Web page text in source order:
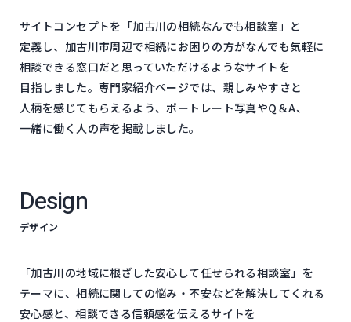
サイトコンセプトを​「加古川の​相続なんでも​相談室」と​
定義し、​加古川市周辺で​相続に​お困りの​方が​なんでも​気軽に​
相談できる​窓口だと​思っていただけるような​サイトを​
目指しました。​専門家紹介ページでは、​親しみやすさと​
人柄を​感じて​もらえる​よう、​ポートレート写真や​Q＆A、​
一緒に​働く​人の​声を​掲載しました。
Design
デザイン
「加古川の​地域に​根ざした​安心して​任せられる​相談室」を​
テーマに、​相続に​関しての​悩み・​不安などを​解決してくれる​
安心感と、​相談できる​信頼感を​伝える​サイトを​